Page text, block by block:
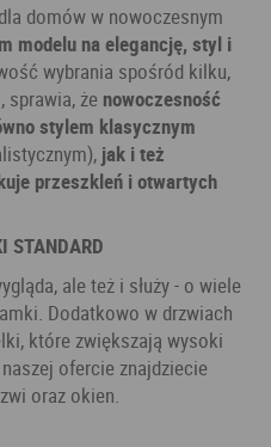
domów w nowoczesnym
modelu na elegancję, styl i
wybrania spośród kilku,
sprawia, że nowoczesność
stylem klasycznym
jak i też
przeszkleń i otwartych
STANDARD
ale też i służy - o wiele
Dodatkowo w drzwiach
które zwiększają wysoki
ofercie znajdziecie
oraz okien.